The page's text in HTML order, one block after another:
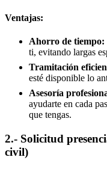
Ventajas:
Ahorro de tiempo:
ti, evitando largas
Tramitación
esté disponible lo
Asesoría
ayudarte en cada
que tengas.
2.- Solicitud
civil)